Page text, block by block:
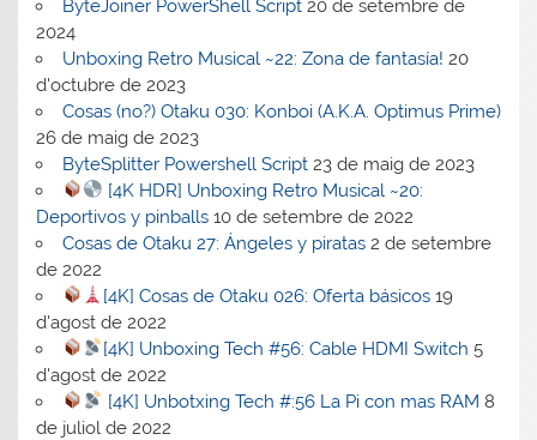
ByteJoiner PowerShell Script 20 de setembre de
2024
Unboxing Retro Musical ~22: Zona de fantasía! 20
d'octubre de 2023
Cosas (no?) Otaku 030: Konboi (A.K.A. Optimus Prime)
26 de maig de 2023
ByteSplitter Powershell Script 23 de maig de 2023
[4K HDR] Unboxing Retro Musical ~20:
Deportivos y pinballs 10 de setembre de 2022
Cosas de Otaku 27: Ángeles y piratas 2 de setembre
de 2022
[4K] Cosas de Otaku 026: Oferta básicos 19
d'agost de 2022
[4K] Unboxing Tech #56: Cable HDMI Switch 5
d'agost de 2022
[4K] Unbotxing Tech #:56 La Pi con mas RAM 8
de juliol de 2022